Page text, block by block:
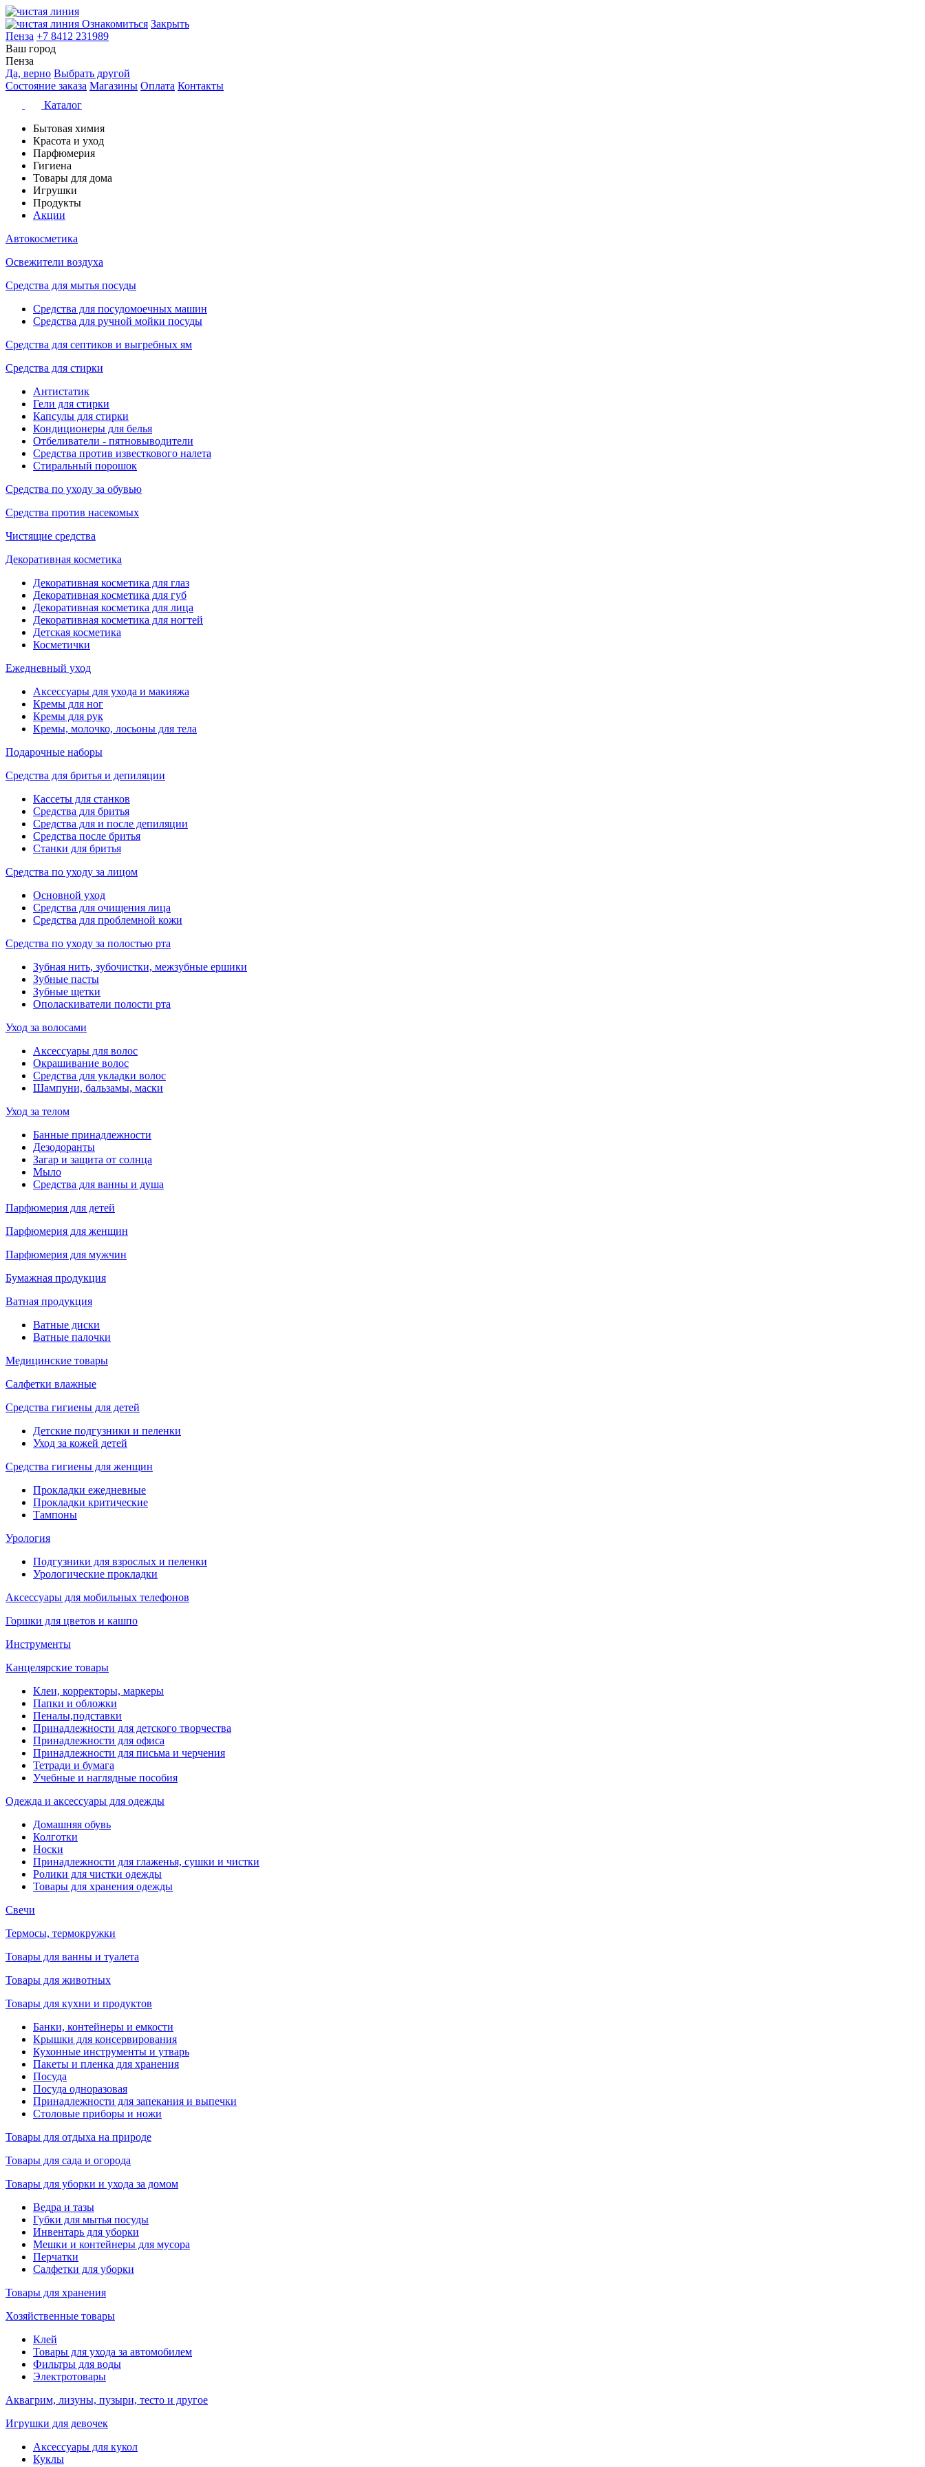
Ознакомиться Закрыть
Пенза +7 8412 231989
Ваш город
Пенза
Да, верно Выбрать другой
Состояние заказа Магазины Оплата Контакты
Каталог
Бытовая химия
Красота и уход
Парфюмерия
Гигиена
Товары для дома
Игрушки
Продукты
Акции
Автокосметика
Освежители воздуха
Средства для мытья посуды
Средства для посудомоечных машин
Средства для ручной мойки посуды
Средства для септиков и выгребных ям
Средства для стирки
Антистатик
Гели для стирки
Капсулы для стирки
Кондиционеры для белья
Отбеливатели - пятновыводители
Средства против известкового налета
Стиральный порошок
Средства по уходу за обувью
Средства против насекомых
Чистящие средства
Декоративная косметика
Декоративная косметика для глаз
Декоративная косметика для губ
Декоративная косметика для лица
Декоративная косметика для ногтей
Детская косметика
Косметички
Ежедневный уход
Аксессуары для ухода и макияжа
Кремы для ног
Кремы для рук
Кремы, молочко, лосьоны для тела
Подарочные наборы
Средства для бритья и депиляции
Кассеты для станков
Средства для бритья
Средства для и после депиляции
Средства после бритья
Станки для бритья
Средства по уходу за лицом
Основной уход
Средства для очищения лица
Средства для проблемной кожи
Средства по уходу за полостью рта
Зубная нить, зубочистки, межзубные ершики
Зубные пасты
Зубные щетки
Ополаскиватели полости рта
Уход за волосами
Аксессуары для волос
Окрашивание волос
Средства для укладки волос
Шампуни, бальзамы, маски
Уход за телом
Банные принадлежности
Дезодоранты
Загар и защита от солнца
Мыло
Средства для ванны и душа
Парфюмерия для детей
Парфюмерия для женщин
Парфюмерия для мужчин
Бумажная продукция
Ватная продукция
Ватные диски
Ватные палочки
Медицинские товары
Салфетки влажные
Средства гигиены для детей
Детские подгузники и пеленки
Уход за кожей детей
Средства гигиены для женщин
Прокладки ежедневные
Прокладки критические
Тампоны
Урология
Подгузники для взрослых и пеленки
Урологические прокладки
Аксессуары для мобильных телефонов
Горшки для цветов и кашпо
Инструменты
Канцелярские товары
Клеи, корректоры, маркеры
Папки и обложки
Пеналы,подставки
Принадлежности для детского творчества
Принадлежности для офиса
Принадлежности для письма и черчения
Тетради и бумага
Учебные и наглядные пособия
Одежда и аксессуары для одежды
Домашняя обувь
Колготки
Носки
Принадлежности для глаженья, сушки и чистки
Ролики для чистки одежды
Товары для хранения одежды
Свечи
Термосы, термокружки
Товары для ванны и туалета
Товары для животных
Товары для кухни и продуктов
Банки, контейнеры и емкости
Крышки для консервирования
Кухонные инструменты и утварь
Пакеты и пленка для хранения
Посуда
Посуда одноразовая
Принадлежности для запекания и выпечки
Столовые приборы и ножи
Товары для отдыха на природе
Товары для сада и огорода
Товары для уборки и ухода за домом
Ведра и тазы
Губки для мытья посуды
Инвентарь для уборки
Мешки и контейнеры для мусора
Перчатки
Салфетки для уборки
Товары для хранения
Хозяйственные товары
Клей
Товары для ухода за автомобилем
Фильтры для воды
Электротовары
Аквагрим, лизуны, пузыри, тесто и другое
Игрушки для девочек
Аксессуары для кукол
Куклы